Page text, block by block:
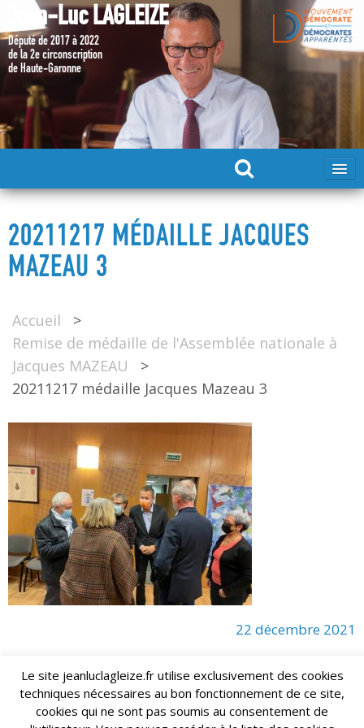
Jean-Luc LAGLEIZE
Député de 2017 à 2022
de la 2e circonscription
de Haute-Garonne
MA CANDIDATURE 2024
MES ACTIONS 2017 – 2022
20211217 MÉDAILLE JACQUES
MAZEAU 3
Accueil
>
Remise de médaille de l'Assemblée nationale à
Jacques MAZEAU
>
20211217 médaille Jacques Mazeau 3
22 décembre 2021
Jean-Luc LAGLEIZE - e-mail : lagleize2024@gmail.com
Le site jeanluclagleize.fr utilise exclusivement des cookies
techniques nécessaires au bon fonctionnement de ce site,
cookies qui ne sont pas soumis au consentement de